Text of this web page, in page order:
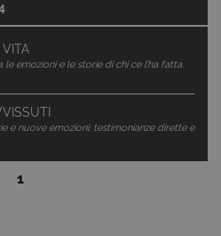
emozioni e le storie di chi ce l’ha fatta.
e nuove emozioni: testimonianze dirette e
1